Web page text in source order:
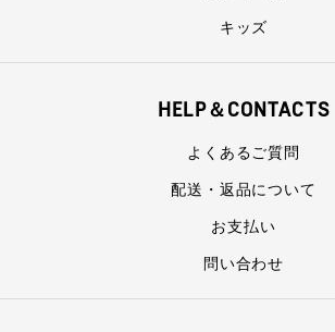
キッズ
HELP＆CONTACTS
よくあるご質問
配送・返品について
お支払い
問い合わせ